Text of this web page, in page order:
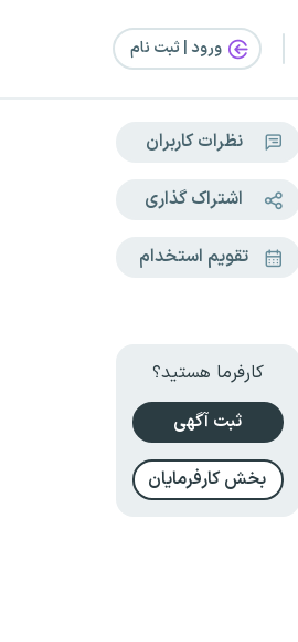
ورود | ثبت‌ نام
نظرات کاربران
اشتراک گذاری
تقویم استخدام
کارفرما هستید؟
ثبت آگهی
بخش کارفرمایان